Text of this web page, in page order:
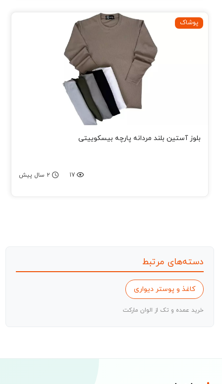
بلوز آستین بلند مردانه پارچه بیسکوییتی
17 ۲ سال پیش
پوشاک
دسته‌های مرتبط
کاغذ و پوستر دیواری
خرید عمده و تک از الوان مارکت